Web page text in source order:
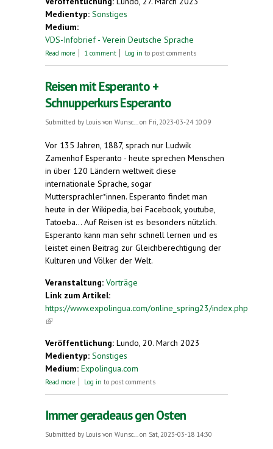
Medientyp: Sonstiges
Medium:
VDS-Infobrief - Verein Deutsche Sprache
Read more about Eine Sprache für zwischendurch
1 comment Log in to post comments
Reisen mit Esperanto +
Schnupperkurs Esperanto
Submitted by Louis von Wunsc...on Fri, 2023-03-24 10:09
Vor 135 Jahren, 1887, sprach nur Ludwik
Zamenhof Esperanto - heute sprechen Menschen
in über 120 Ländern weltweit diese
internationale Sprache, sogar
Muttersprachler*innen. Esperanto findet man
heute in der Wikipedia, bei Facebook, youtube,
Tatoeba... Auf Reisen ist es besonders nützlich.
Esperanto kann man sehr schnell lernen und es
leistet einen Beitrag zur Gleichberechtigung der
Kulturen und Völker der Welt.
Veranstaltung: Vorträge
Link zum Artikel:
https://www.expolingua.com/online_spring23/index.php
(link is external)
Veröffentlichung: Lundo, 20. March 2023
Medientyp: Sonstiges
Medium: Expolingua.com
Read more about Reisen mit Esperanto + Schnupperkurs
Log in to post comments
Immer geradeaus gen Osten
Submitted by Louis von Wunsc...on Sat, 2023-03-18 14:30